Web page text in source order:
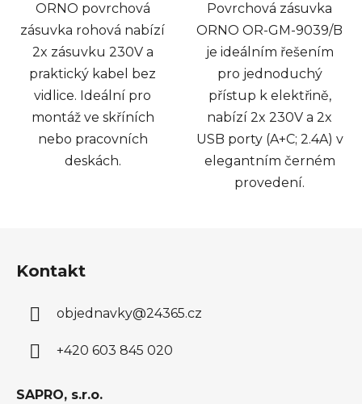
ORNO povrchová
zásuvka rohová nabízí
2x zásuvku 230V a
praktický kabel bez
vidlice. Ideální pro
montáž ve skříních
nebo pracovních
deskách.
Povrchová zásuvka
ORNO OR-GM-9039/B
je ideálním řešením
pro jednoduchý
přístup k elektřině,
nabízí 2x 230V a 2x
USB porty (A+C; 2.4A) v
elegantním černém
provedení.
Kontakt
objednavky@24365.cz
+420 603 845 020
SAPRO, s.r.o.